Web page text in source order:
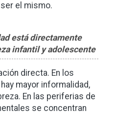
el mismo.
está directamente
infantil y adolescente
directa. En los
mayor informalidad,
En las periferias de
se concentran